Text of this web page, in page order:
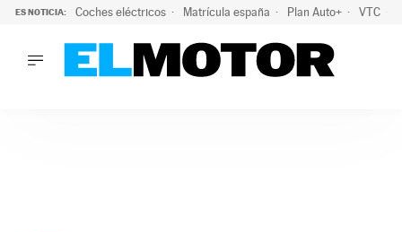
ES NOTICIA: Coches eléctricos Matrícula españa Plan Auto+ VTC